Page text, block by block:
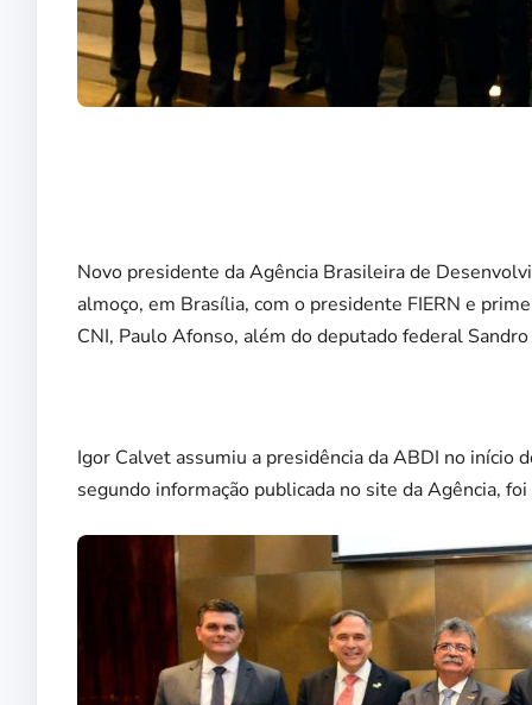
Novo presidente da Agência Brasileira de
almoço, em Brasília, com o presidente FIERN e
CNI, Paulo Afonso, além do deputado federal
Igor Calvet assumiu a presidência da ABDI no início
segundo informação publicada no site da Agência,